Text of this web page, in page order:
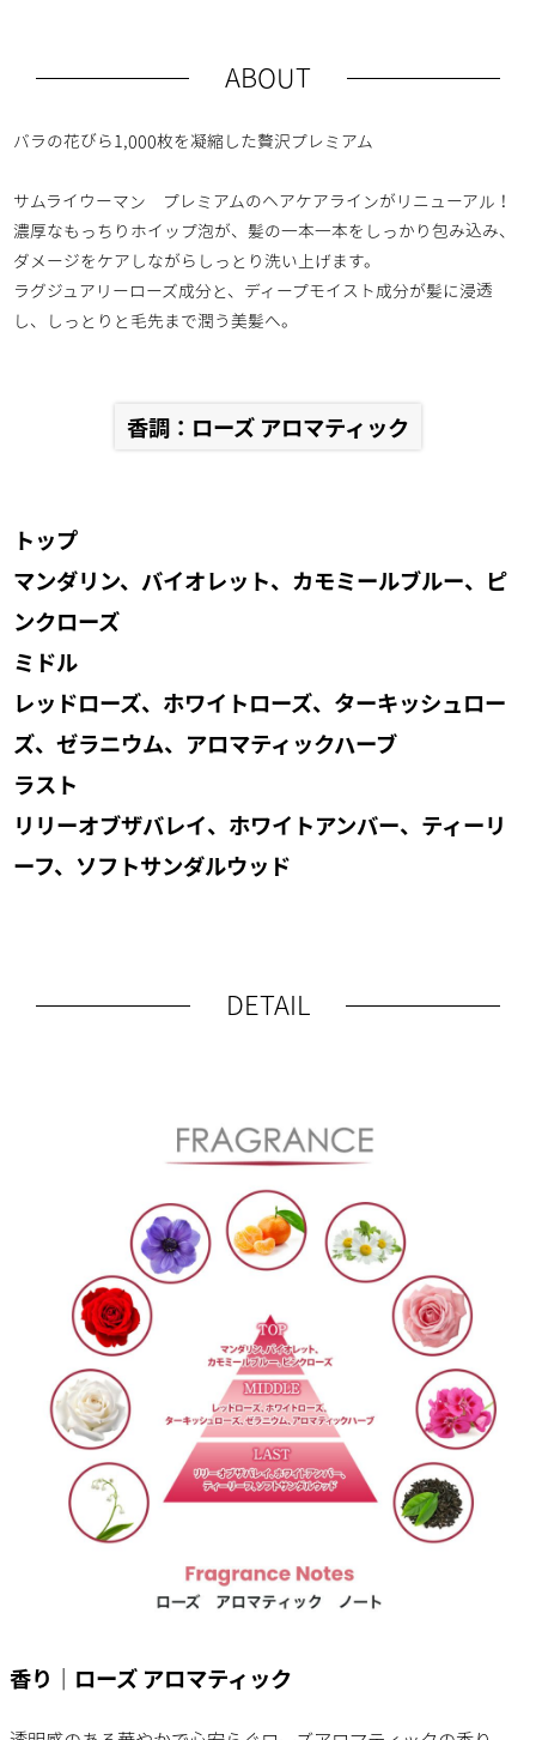
ABOUT
バラの花びら1,000枚を凝縮した贅沢プレミアム
サムライウーマン プレミアムのヘアケアラインがリニューアル！
濃厚なもっちりホイップ泡が、髪の一本一本をしっかり包み込み、
ダメージをケアしながらしっとり洗い上げます。
ラグジュアリーローズ成分と、ディープモイスト成分が髪に浸透
し、しっとりと毛先まで潤う美髪へ。
香調：ローズ アロマティック
トップ
マンダリン、バイオレット、カモミールブルー、ピ
ンクローズ
ミドル
レッドローズ、ホワイトローズ、ターキッシュロー
ズ、ゼラニウム、アロマティックハーブ
ラスト
リリーオブザバレイ、ホワイトアンバー、ティーリ
ーフ、ソフトサンダルウッド
DETAIL
香り｜ローズ アロマティック